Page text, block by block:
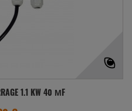
1.1 KW 40 ΜF